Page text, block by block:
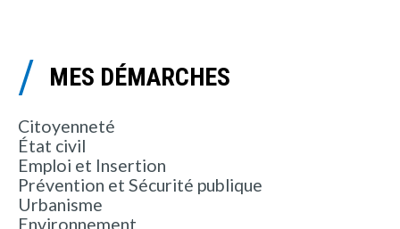
MES DÉMARCHES
Citoyenneté
État civil
Emploi et Insertion
Prévention et Sécurité publique
Urbanisme
Environnement